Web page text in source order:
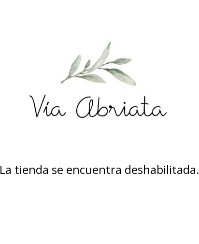
La tienda se encuentra deshabilitada.